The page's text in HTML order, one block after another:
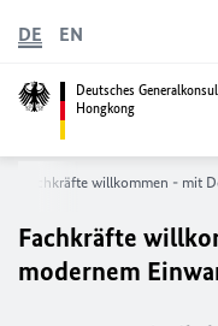
Deutsches
Hongkong
DE EN
Fachkräfte willkommen - mit
Fachkräfte
modernem